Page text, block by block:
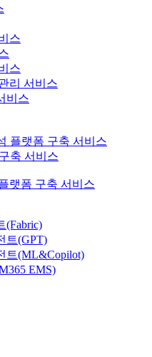
스
스
리 서비스
비스
플랫폼 구축 서비스
축 서비스
랫폼 구축 서비스
(Fabric)
트(GPT)
트(ML&Copilot)
EMS)